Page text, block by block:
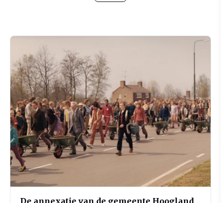
De annexatie van de gemeente Hoogland